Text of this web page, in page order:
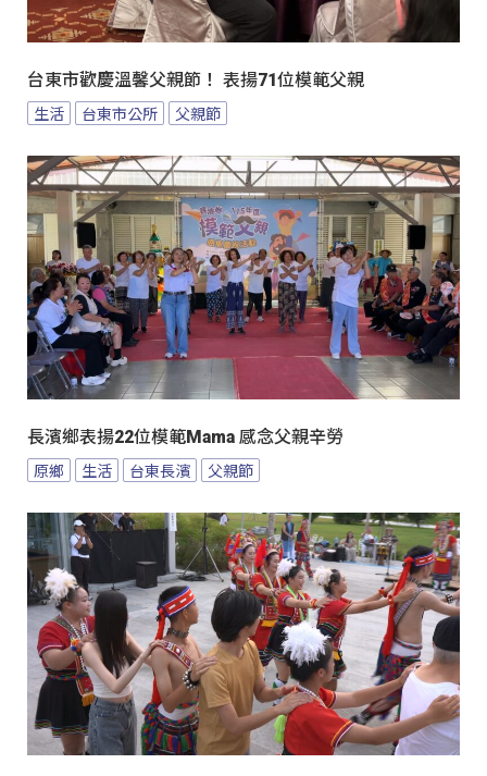
台東市歡慶溫馨父親節！ 表揚71位模範父親
生活 台東市公所 父親節
長濱鄉表揚22位模範Mama 感念父親辛勞
原鄉 生活 台東長濱 父親節